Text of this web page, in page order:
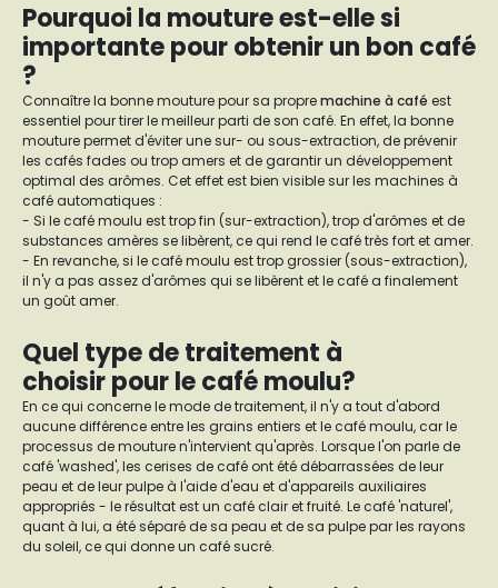
Pourquoi la mouture est-elle si
importante pour obtenir un bon café
?
Connaître la bonne mouture pour sa propremachine à café est
essentiel pour tirer le meilleur parti de son café. En effet, la bonne
mouture permet d'éviter une sur- ou sous-extraction, de prévenir
les cafés fades ou trop amers et de garantir un développement
optimal des arômes. Cet effet est bien visible sur les machines à
café automatiques :
- Si le café moulu est trop fin (sur-extraction), trop d'arômes et de
substances amères se libèrent, ce qui rend le café très fort et amer.
- En revanche, si le café moulu est trop grossier (sous-extraction),
il n'y a pas assez d'arômes qui se libèrent et le café a finalement
un goût amer.
Quel type de traitement à
choisir pour le café moulu?
En ce qui concerne le mode de traitement, il n'y a tout d'abord
aucune différence entre les grains entiers et le café moulu, car le
processus de mouture n'intervient qu'après. Lorsque l'on parle de
café 'washed', les cerises de café ont été débarrassées de leur
peau et de leur pulpe à l'aide d'eau et d'appareils auxiliaires
appropriés - le résultat est un café clair et fruité. Le café 'naturel',
quant à lui, a été séparé de sa peau et de sa pulpe par les rayons
du soleil, ce qui donne un café sucré.